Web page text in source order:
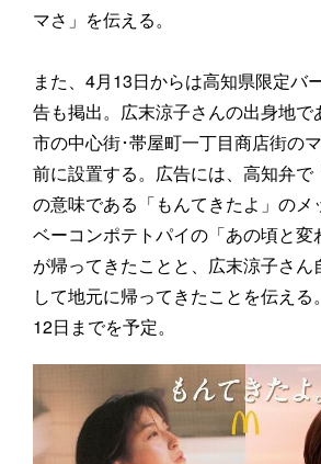
マさ」を伝える。
また、4月13日からは高知県限定バ
告も掲出。広末涼子さんの出身地で
市の中心街･帯屋町一丁目商店街の
前に設置する。広告には、高知弁で
の意味である「もんてきたよ」のメ
ベーコンポテトパイの「あの頃と変
が帰ってきたことと、広末涼子さん
して地元に帰ってきたことを伝える
12日までを予定。